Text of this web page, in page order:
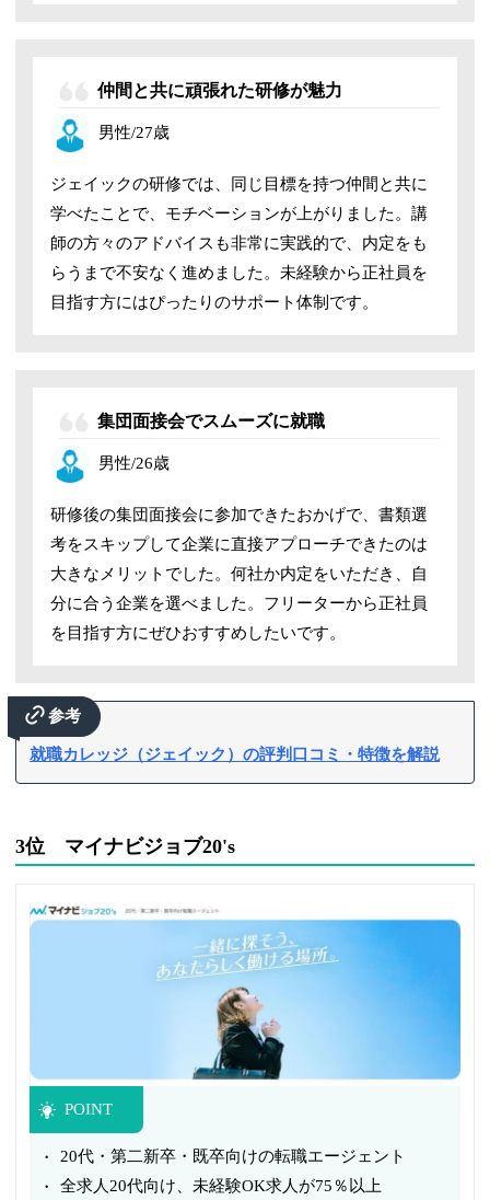
仲間と共に頑張れた研修が魅力
男性/27歳
ジェイックの研修では、同じ目標を持つ仲間と共に
学べたことで、モチベーションが上がりました。講
師の方々のアドバイスも非常に実践的で、内定をも
らうまで不安なく進めました。未経験から正社員を
目指す方にはぴったりのサポート体制です。
集団面接会でスムーズに就職
男性/26歳
研修後の集団面接会に参加できたおかげで、書類選
考をスキップして企業に直接アプローチできたのは
大きなメリットでした。何社か内定をいただき、自
分に合う企業を選べました。フリーターから正社員
を目指す方にぜひおすすめしたいです。
参考
就職カレッジ（ジェイック）の評判口コミ・特徴を解説
3位 マイナビジョブ20's
POINT
20代・第二新卒・既卒向けの転職エージェント
全求人20代向け、未経験OK求人が75％以上